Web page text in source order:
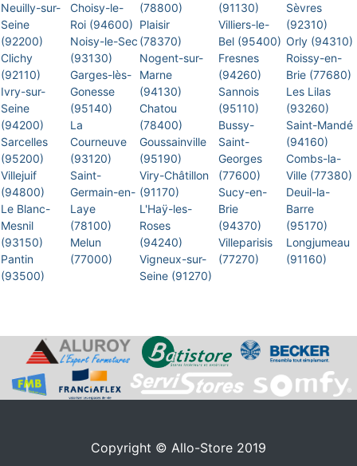
Neuilly-sur-
Seine
(92200)
Clichy
(92110)
Ivry-sur-
Seine
(94200)
Sarcelles
(95200)
Villejuif
(94800)
Le Blanc-
Mesnil
(93150)
Pantin
(93500)
Choisy-le-
Roi (94600)
Noisy-le-Sec
(93130)
Garges-lès-
Gonesse
(95140)
La
Courneuve
(93120)
Saint-
Germain-en-
Laye
(78100)
Melun
(77000)
(78800)
Plaisir
(78370)
Nogent-sur-
Marne
(94130)
Chatou
(78400)
Goussainville
(95190)
Viry-Châtillon
(91170)
L'Haÿ-les-
Roses
(94240)
Vigneux-sur-
Seine (91270)
(91130)
Villiers-le-
Bel (95400)
Fresnes
(94260)
Sannois
(95110)
Bussy-
Saint-
Georges
(77600)
Sucy-en-
Brie
(94370)
Villeparisis
(77270)
Sèvres
(92310)
Orly (94310)
Roissy-en-
Brie (77680)
Les Lilas
(93260)
Saint-Mandé
(94160)
Combs-la-
Ville (77380)
Deuil-la-
Barre
(95170)
Longjumeau
(91160)
Copyright © Allo-Store 2019